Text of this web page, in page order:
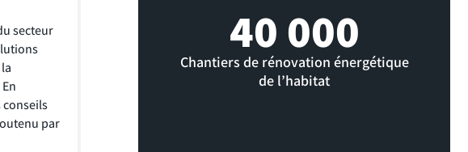
secteur
conseils
par
40 000
Chantiers de rénovation énergétique
de l’habitat